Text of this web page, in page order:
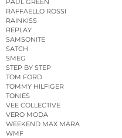
RAFFAELLO ROSSI
RAINKISS
REPLAY
SAMSONITE
SATCH
SMEG
STEP BY STEP
TOM FORD
TOMMY HILFIGER
TONIES
VEE COLLECTIVE
VERO MODA
WEEKEND MAX MARA
WMF